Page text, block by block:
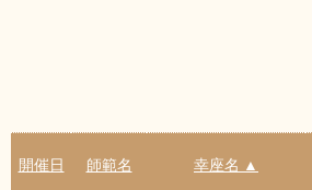
開催日 師範名 幸座名 ▲